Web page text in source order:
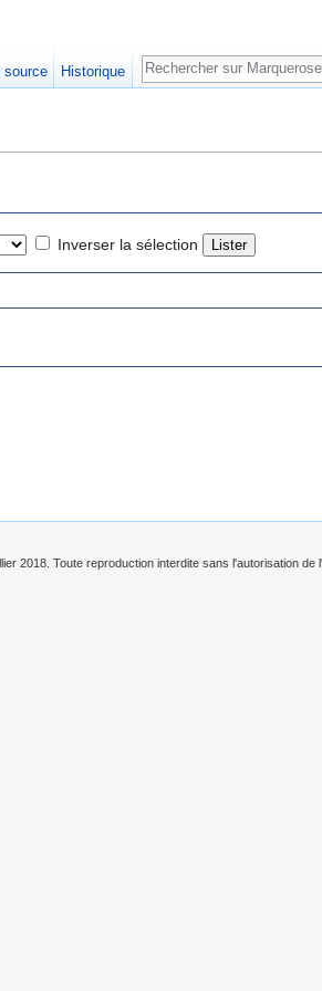
Inverser la sélection
source Historique
Rechercher